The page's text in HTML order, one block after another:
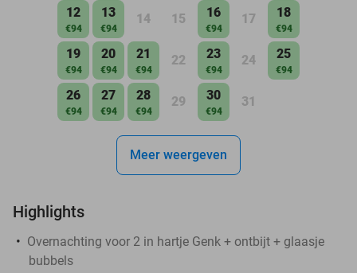
12
€94
13
€94
14 15 16
€94
17 18
€94
19
€94
20
€94
21
€94
22 23
€94
24 25
€94
26
€94
27
€94
28
€94
29 30
€94
31
Meer weergeven
Highlights
Overnachting voor 2 in hartje Genk + ontbijt + glaasje
bubbels